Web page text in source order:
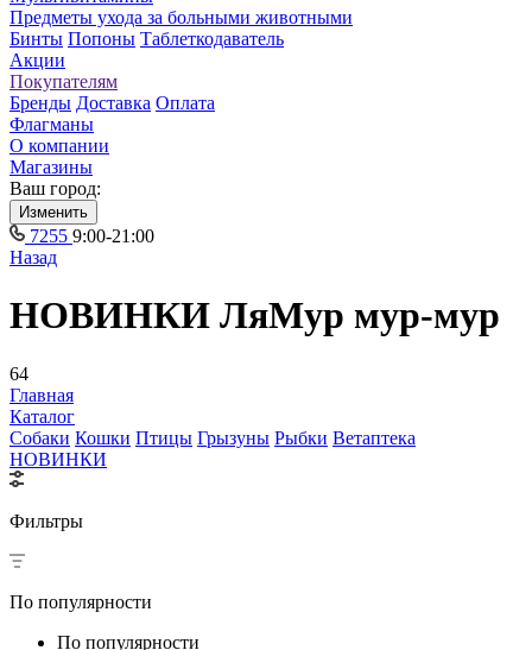
Предметы ухода за больными животными
Бинты Попоны Таблеткодаватель
Акции
Покупателям
Бренды Доставка Оплата
Флагманы
О компании
Магазины
Ваш город:
Изменить
7255 9:00-21:00
Назад
НОВИНКИ ЛяМур мур-мур
64
Главная
Каталог
Собаки Кошки Птицы Грызуны Рыбки Ветаптека
НОВИНКИ
Фильтры
По популярности
По популярности